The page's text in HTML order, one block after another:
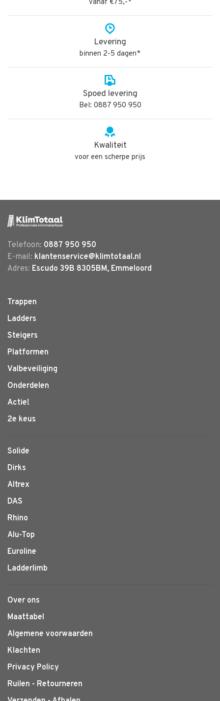
vanaf €75,-*
Levering
binnen 2-5 dagen*
Spoed levering
Bel: 0887 950 950
Kwaliteit
voor een scherpe prijs
Telefoon: 0887 950 950
E-mail: klantenservice@klimtotaal.nl
Adres: Escudo 39B 8305BM, Emmeloord
Trappen
Ladders
Steigers
Platformen
Valbeveiliging
Onderdelen
Actie!
2e keus
Solide
Dirks
Altrex
DAS
Rhino
Alu-Top
Euroline
Ladderlimb
Over ons
Maattabel
Algemene voorwaarden
Klachten
Privacy Policy
Ruilen - Retourneren